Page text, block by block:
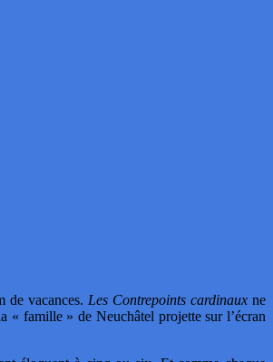
de vacances. Les Contrepoints cardinaux ne
« famille » de Neuchâtel projette sur l’écran